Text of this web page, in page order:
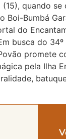
quando se
Boi-Bumbá
do
busca do
promete
pela Ilha